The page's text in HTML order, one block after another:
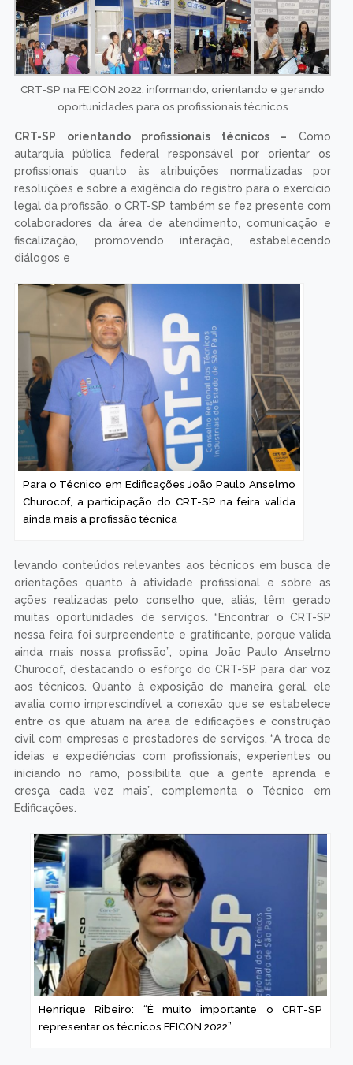
CRT-SP na FEICON 2022: informando, orientando e gerando
oportunidades para os profissionais técnicos
CRT-SP orientando profissionais técnicos – Como
autarquia pública federal responsável por orientar os
profissionais quanto às atribuições normatizadas por
resoluções e sobre a exigência do registro para o exercício
legal da profissão, o CRT-SP também se fez presente com
colaboradores da área de atendimento, comunicação e
fiscalização, promovendo interação, estabelecendo
diálogos e
Para o Técnico em Edificações João Paulo Anselmo
Churocof, a participação do CRT-SP na feira valida
ainda mais a profissão técnica
levando conteúdos relevantes aos técnicos em busca de
orientações quanto à atividade profissional e sobre as
ações realizadas pelo conselho que, aliás, têm gerado
muitas oportunidades de serviços. “Encontrar o CRT-SP
nessa feira foi surpreendente e gratificante, porque valida
ainda mais nossa profissão”, opina João Paulo Anselmo
Churocof, destacando o esforço do CRT-SP para dar voz
aos técnicos. Quanto à exposição de maneira geral, ele
avalia como imprescindível a conexão que se estabelece
entre os que atuam na área de edificações e construção
civil com empresas e prestadores de serviços. “A troca de
ideias e expediências com profissionais, experientes ou
iniciando no ramo, possibilita que a gente aprenda e
cresça cada vez mais”, complementa o Técnico em
Edificações.
Henrique Ribeiro: “É muito importante o CRT-SP
representar os técnicos FEICON 2022”